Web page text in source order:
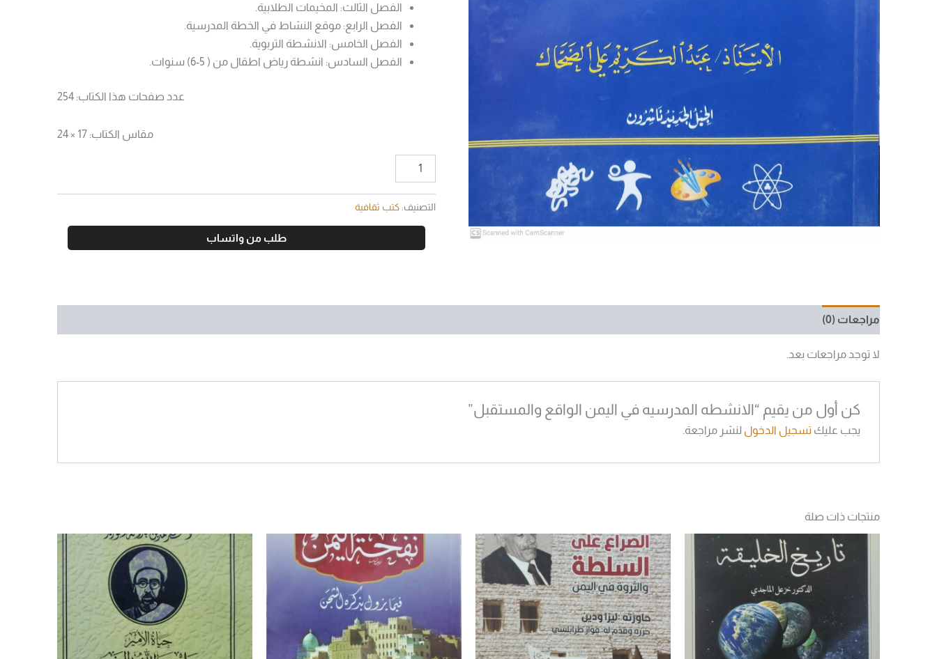
الفصل الثالث: المخيمات الطلابية.
الفصل الرابع: موقع النشاط في الخطة المدرسية.
الفصل الخامس: الانشطة التربوية.
الفصل السادس: انشطة رياض اطقال من ( 5-6) سنوات.
عدد صفحات هذا الكتاب: 254
مقاس الكتاب: 17 × 24
التصنيف:كتب ثقافية
طلب من واتساب
مراجعات (0)
لا توجد مراجعات بعد.
كن أول من يقيم “الانشطه المدرسيه في اليمن الواقع والمستقبل”
يجب عليك تسجيل الدخول لنشر مراجعة.
منتجات ذات صلة